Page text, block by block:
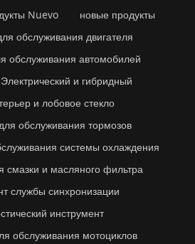
Nuevo
новые продукты
обслуживания двигателя
обслуживания автомобилей
и гибридный
и лобовое стекло
обслуживания тормозов
системы охлаждения
смазки и масляного фильтра
службы синхронизации
инструмент
обслуживания мотоциклов